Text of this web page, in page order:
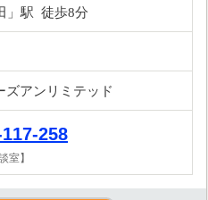
」駅 徒歩8分
ズアンリミテッド
258
室】